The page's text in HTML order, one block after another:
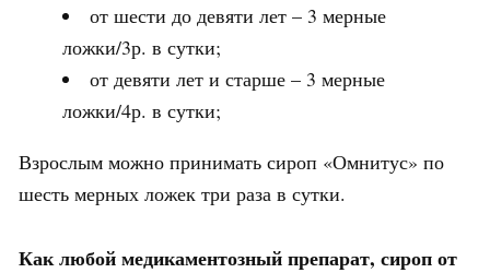
от шести до девяти лет – 3 мерные
ложки/3р. в сутки;
от девяти лет и старше – 3 мерные
ложки/4р. в сутки;
Взрослым можно принимать сироп «Омнитус» по
шесть мерных ложек три раза в сутки.
Как любой медикаментозный препарат, сироп от